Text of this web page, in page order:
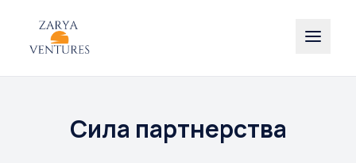
Сила партнерства